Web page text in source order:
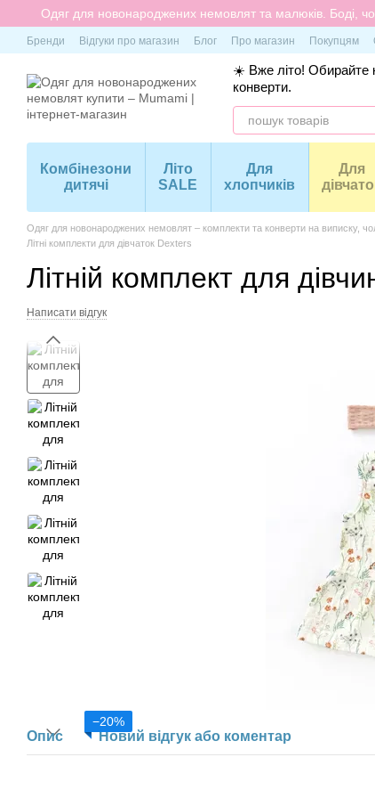
Перейти до основного контенту
Одяг для новонароджених немовлят та малюків. Боді,
Бренди Відгуки про магазин Блог Про магазин Покупцям
☀️ Вже літо! Обирайте
конверти.
Комбінезони
дитячі
Літо
SALE
Для
хлопчиків
Для
Одяг для новонароджених немовлят – комплекти та конверти на виписку,
Літні комплекти для дівчаток Dexters
Літній комплект для
Написати відгук
−20%
Опис Новий відгук або коментар